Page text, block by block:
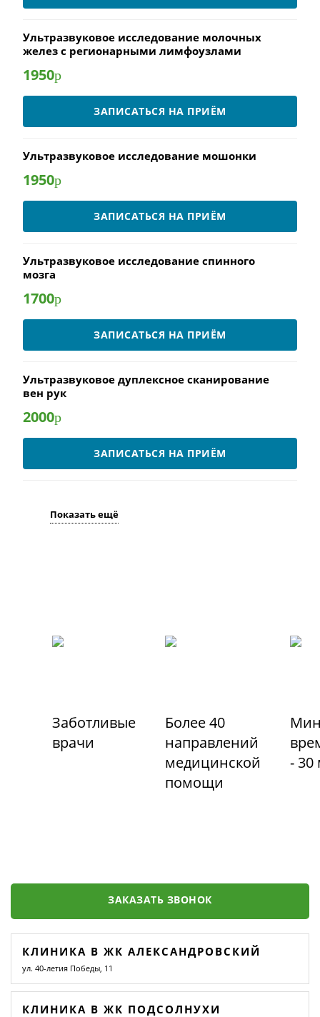
Ультразвуковое исследование молочных
желез с регионарными лимфоузлами
1950р
ЗАПИСАТЬСЯ НА ПРИЁМ
Ультразвуковое исследование мошонки
1950р
ЗАПИСАТЬСЯ НА ПРИЁМ
Ультразвуковое исследование спинного
мозга
1700р
ЗАПИСАТЬСЯ НА ПРИЁМ
Ультразвуковое дуплексное сканирование
вен рук
2000р
ЗАПИСАТЬСЯ НА ПРИЁМ
Показать ещё
Заботливые
врачи
Более 40
направлений
медицинской
помощи
- 30
ЗАКАЗАТЬ ЗВОНОК
КЛИНИКА В ЖК АЛЕКСАНДРОВСКИЙ
ул. 40-летия Победы, 11
КЛИНИКА В ЖК ПОДСОЛНУХИ